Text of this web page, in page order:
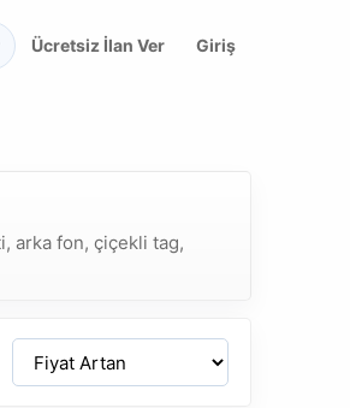
Ücretsiz İlan Ver Giriş
arka fon, çiçekli tag,
Sirala